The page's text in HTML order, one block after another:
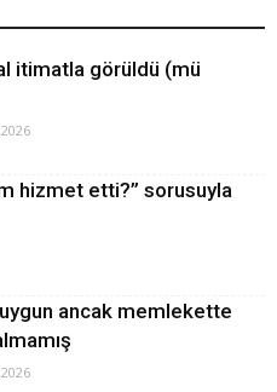
itimatla görüldü (mü
hizmet etti?” sorusuyla
ancak memlekette